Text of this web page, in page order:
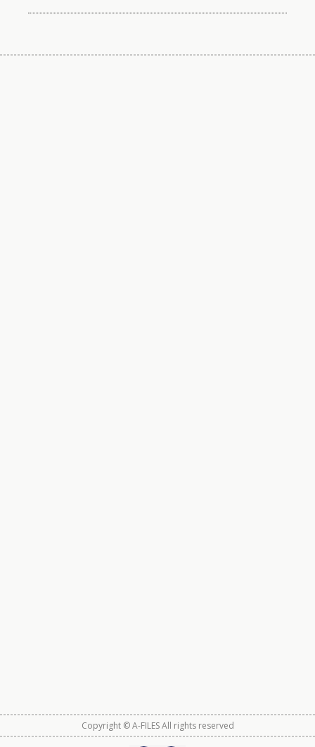
Copyright © A-FILES All rights reserved